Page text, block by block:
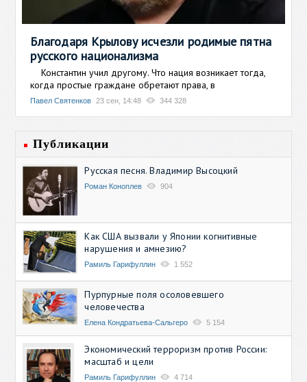
Благодаря Крылову исчезли родимые пятна
русского национализма
Константин учил другому. Что нация возникает тогда,
когда простые граждане обретают права, в
Павел Святенков 23 сен, 14:48 344 328
Публикации
Русская песня. Владимир Высоцкий
Роман Коноплев 904
Как США вызвали у Японии когнитивные
нарушения и амнезию?
Рамиль Гарифуллин 1 552
Пурпурные поля осоловевшего
человечества
Елена Кондратьева-Сальгеро 5 154
Экономический терроризм против России:
масштаб и цели
Рамиль Гарифуллин 4 714